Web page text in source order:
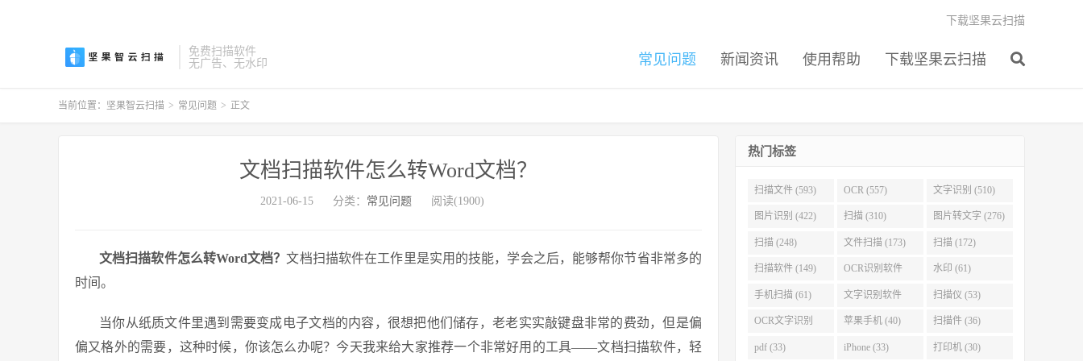
免费扫描软件
无广告、无水印
常见问题 新闻资讯 使用帮助 下载坚果云扫描
下载坚果云扫描
当前位置： 坚果智云扫描 > 常见问题 > 正文
文档扫描软件怎么转Word文档？
2021-06-15 分类： 常见问题 阅读(1900)
文档扫描软件怎么转Word文档？文档扫描软件在工作里是实用的技能，学会之后，能够帮你节省非常多的
时间。
当你从纸质文件里遇到需要变成电子文档的内容，很想把他们储存，老老实实敲键盘非常的费劲，但是偏
偏又格外的需要，这种时候，你该怎么办呢？今天我来给大家推荐一个非常好用的工具——文档扫描软件，轻
热门标签
扫描文件 (593) OCR (557) 文字识别 (510)
图片识别 (422) 扫描 (310) 图片转文字 (276)
扫描 (248) 文件扫描 (173) 扫描 (172)
扫描软件 (149) OCR识别软件
(103)
水印 (61)
手机扫描 (61) 文字识别软件
(60)
扫描仪 (53)
OCR文字识别
(51)
苹果手机 (40) 扫描件 (36)
pdf (33) iPhone (33) 打印机 (30)